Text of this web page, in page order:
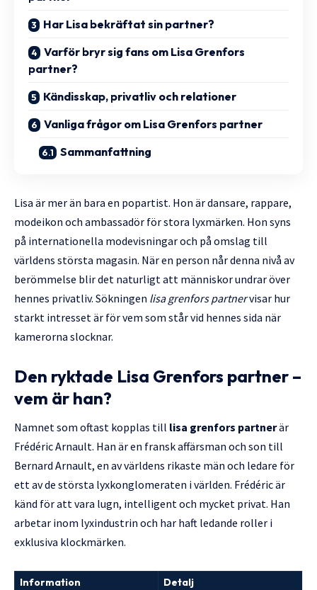
Har Lisa bekräftat sin partner?
Varför bryr sig fans om Lisa Grenfors
partner?
Kändisskap, privatliv och relationer
Vanliga frågor om Lisa Grenfors partner
Sammanfattning
Lisa är mer än bara en popartist. Hon är dansare, rappare,
modeikon och ambassadör för stora lyxmärken. Hon syns
på internationella modevisningar och på omslag till
världens största magasin. När en person når denna nivå av
berömmelse blir det naturligt att människor undrar över
hennes privatliv. Sökningen lisa grenfors partnervisar hur
starkt intresset är för vem som står vid hennes sida när
kamerorna slocknar.
Den ryktade Lisa Grenfors partner –
vem är han?
Namnet som oftast kopplas till lisa grenfors partnerär
Frédéric Arnault. Han är en fransk affärsman och son till
Bernard Arnault, en av världens rikaste män och ledare för
ett av de största lyxkonglomeraten i världen. Frédéric är
känd för att vara lugn, intelligent och mycket privat. Han
arbetar inom lyxindustrin och har haft ledande roller i
exklusiva klockmärken.
Information Detalj